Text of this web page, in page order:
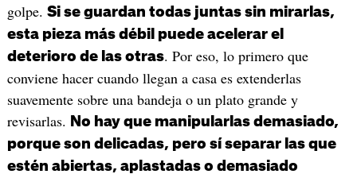
golpe. Si se guardan todas juntas sin mirarlas,
esta pieza más débil puede acelerar el
deterioro de las otras. Por eso, lo primero que
conviene hacer cuando llegan a casa es extenderlas
suavemente sobre una bandeja o un plato grande y
revisarlas.
No hay que manipularlas demasiado,
porque son delicadas, pero sí separar las que
estén abiertas, aplastadas o demasiado